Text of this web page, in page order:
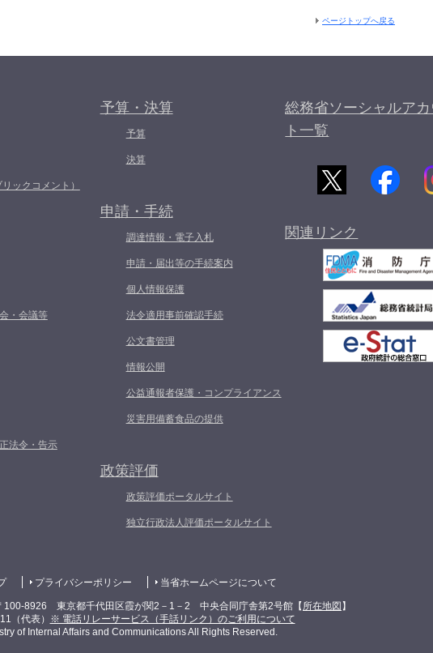
ページトップへ戻る
ックコメント）
・会議等
法令・告示
予算・決算
予算
決算
申請・手続
調達情報・電子入札
申請・届出等の手続案内
個人情報保護
法令適用事前確認手続
公文書管理
情報公開
公益通報者保護・コンプライアンス
災害用備蓄食品の提供
政策評価
政策評価ポータルサイト
独立行政法人評価ポータルサイト
総務省ソーシャルア
ト一覧
関連リンク
プライバシーポリシー 当省ホームページについて
8926 東京都千代田区霞が関2－1－2 中央合同庁舎第2号館【 所在地図 】
（代表）
※ 電話リレーサービス（手話リンク）のご利用について
of Internal Affairs and Communications All Rights Reserved.